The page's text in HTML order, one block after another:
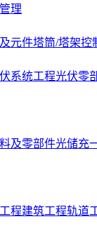
理
元件塔筒/塔架控
系统工程光伏零
及零部件光储充
程建筑工程轨道